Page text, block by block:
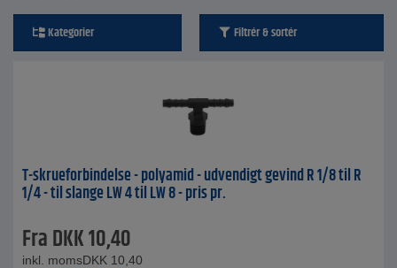
Kategorier Filtrér & sortér
T-skrueforbindelse - polyamid - udvendigt gevind R 1/8 til R
1/4 - til slange LW 4 til LW 8 - pris pr.
FraDKK10,40
inkl. momsDKK 10,40